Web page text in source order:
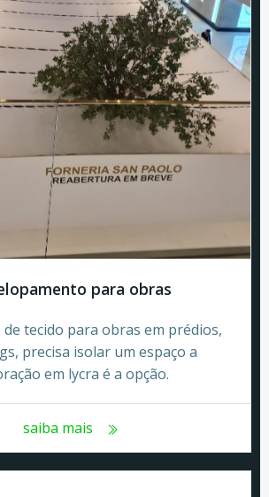
para obras
de tecido para obras em prédios,
precisa isolar um espaço a
em lycra é a opção.
saiba mais